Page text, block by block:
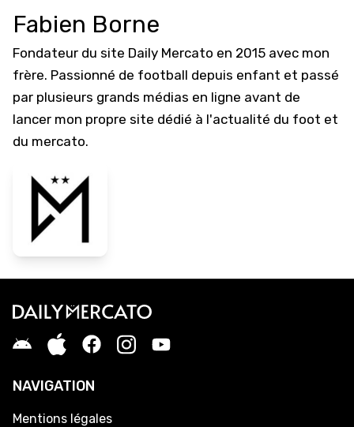
Fabien Borne
Fondateur du site Daily Mercato en 2015 avec mon
frère. Passionné de football depuis enfant et passé
par plusieurs grands médias en ligne avant de
lancer mon propre site dédié à l'actualité du foot et
du mercato.
NAVIGATION
Mentions légales